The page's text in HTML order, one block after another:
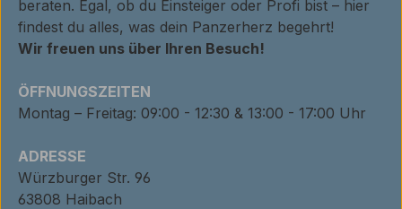
beraten. Egal, ob du Einsteiger oder Profi bist – hier
findest du alles, was dein Panzerherz begehrt!
Wir freuen uns über Ihren Besuch!
ÖFFNUNGSZEITEN
Montag – Freitag: 09:00 - 12:30 & 13:00 - 17:00 Uhr
ADRESSE
Würzburger Str. 96
63808 Haibach